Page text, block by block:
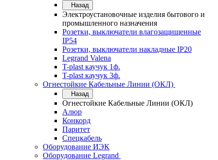
Назад
Электроустановочные изделия бытового и
промышленного назначения
Розетки, выключатели влагозащищенные
IP54
Розетки, выключатели накладные IP20
Legrand Valena
T-plast каучук 1ф.
T-plast каучук 3ф.
Огнестойкие Кабельные Линии (ОКЛ)
Назад
Огнестойкие Кабельные Линии (ОКЛ)
Алюр
Конкорд
Паритет
Спецкабель
Оборудование ИЭК
Оборудование Legrand